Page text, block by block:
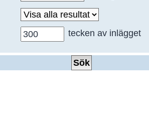
tecken av inlägget